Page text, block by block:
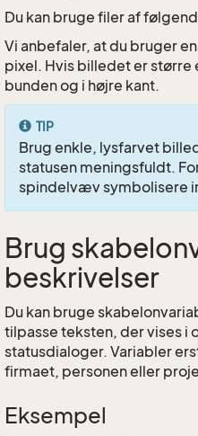
Du kan bruge filer af
Vi anbefaler, at du bruger
pixel. Hvis billedet er
bunden og i højre kant.
TIP
Brug enkle, lysfarvet
statusen meningsfuldt.
spindelvæv symbolisere
Brug
beskrivelser
Du kan bruge
tilpasse teksten, der vises i
statusdialoger. Variabler
firmaet, personen eller
Eksempel